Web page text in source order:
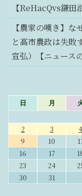
【ReHacQvs鎌田
【農家の嘆き】
と高市農政は失
宣弘）【ニュース
日 月
2
3 4
9
10 11
16
17
23
24
30
31